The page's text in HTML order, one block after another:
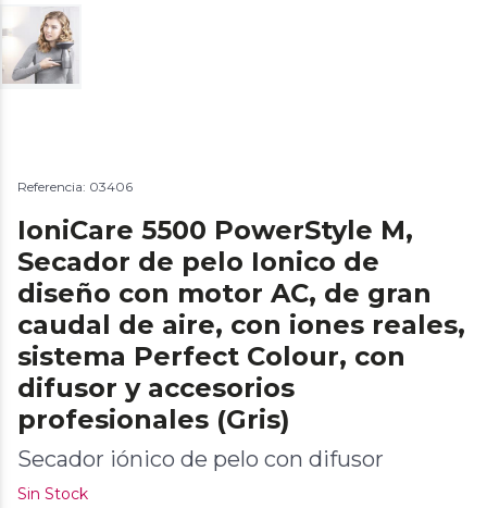
Referencia: 03406
IoniCare 5500 PowerStyle M,
Secador de pelo Ionico de
diseño con motor AC, de gran
caudal de aire, con iones reales,
sistema Perfect Colour, con
difusor y accesorios
profesionales (Gris)
Secador iónico de pelo con difusor
Sin Stock